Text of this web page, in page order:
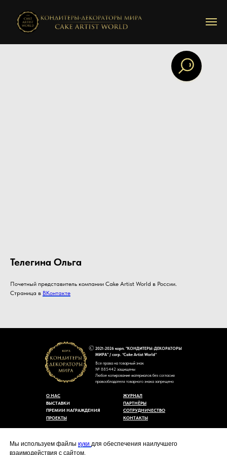
Мы используем файлы куки для обеспечения наилучшего
взаимодействия с сайтом.
Телегина Ольга
Почетный представитель компании Cake Artist World в России.
Страница в ВКонтакте
2021-2026 корп. "КОНДИТЕРЫ-ДЕКОРАТОРЫ
МИРА" / corp. “Cake Artist World”
Все права на товарный знак
№ 885442 защищены
Любое копирование материалов без согласия
правообладателя товарного знака запрещено
КОНТАКТЫ
СОТРУДНИЧЕСТВО
ЖУРНАЛ
ПАРТНЁРЫ
ПРЕМИИ НАГРАЖДЕНИЯ
ПРОЕКТЫ
ВЫСТАВКИ
О НАС
Политика конфиденциальности